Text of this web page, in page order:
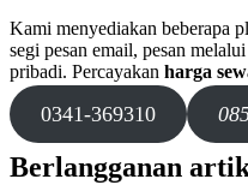
Kami menyediakan beberapa
segi pesan email, pesan
pribadi. Percayakan harga
0341-369310
Berlangganan